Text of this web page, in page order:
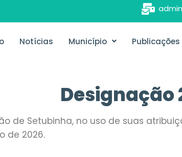
Notícias Município Publicações
Designação
de Setubinha, no uso de suas
de 2026.